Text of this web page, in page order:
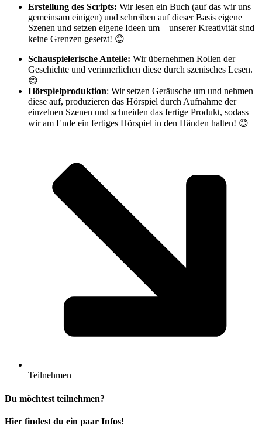
Erstellung des Scripts: Wir lesen ein Buch (auf das wir uns
gemeinsam einigen) und schreiben auf dieser Basis eigene
Szenen und setzen eigene Ideen um – unserer Kreativität sind
keine Grenzen gesetzt! 😊
Schauspielerische Anteile: Wir übernehmen Rollen der
Geschichte und verinnerlichen diese durch szenisches Lesen.
😊
Hörspielproduktion: Wir setzen Geräusche um und nehmen
diese auf, produzieren das Hörspiel durch Aufnahme der
einzelnen Szenen und schneiden das fertige Produkt, sodass
wir am Ende ein fertiges Hörspiel in den Händen halten! 😊
Teilnehmen
Du möchtest teilnehmen?
Hier findest du ein paar Infos!